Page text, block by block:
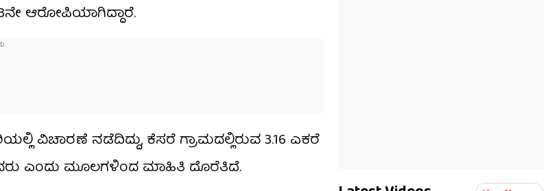
ಆರೋಪಿಯಾಗಿದ್ದಾರೆ.
ವಿಚಾರಣೆ ನಡೆದಿದ್ದು, ಕೆಸರೆ ಗ್ರಾಮದಲ್ಲಿರುವ 3.16 ಎಕರೆ
ಎಂದು ಮೂಲಗಳಿಂದ ಮಾಹಿತಿ ದೊರೆತಿದೆ.